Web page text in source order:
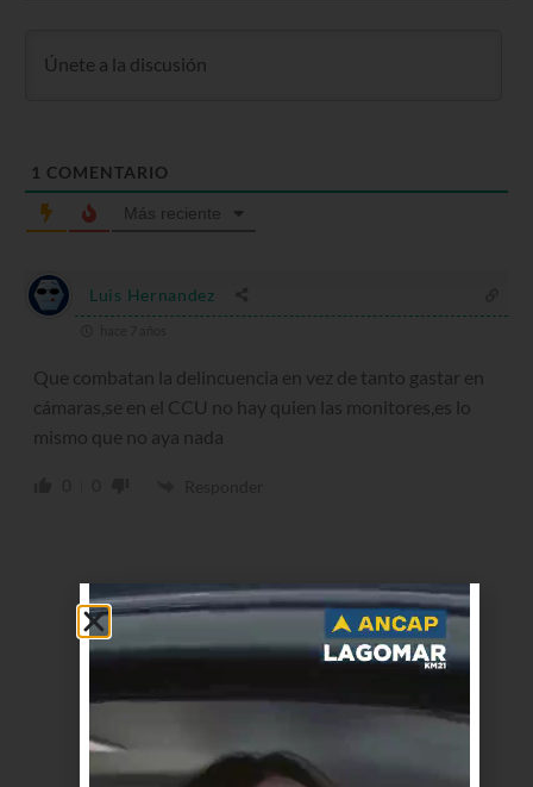
1 COMENTARIO
Más reciente
Luis Hernandez
Que combatan la delincuencia en vez de tanto gastar en
cámaras,se en el CCU no hay quien las monitores,es lo
mismo que no aya nada